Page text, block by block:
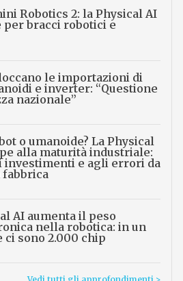
Robotics 2: la Physical AI
per bracci robotici e
le importazioni di
e inverter: “Questione
nazionale”
o umanoide? La Physical
alla maturità industriale:
investimenti e agli errori da
fabbrica
AI aumenta il peso
nella robotica: in un
ci sono 2.000 chip